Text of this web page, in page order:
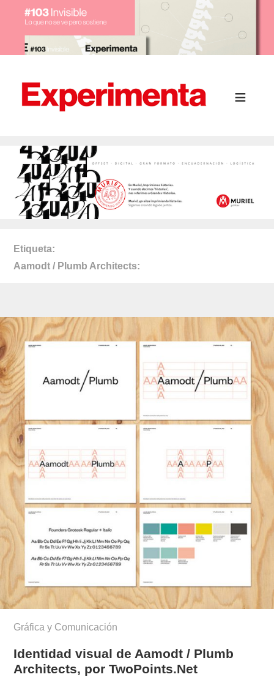
Etiqueta
Aamodt / Plumb Architects
Gráfica y Comunicación
Identidad visual de Aamodt / Plumb
Architects, por TwoPoints.Net